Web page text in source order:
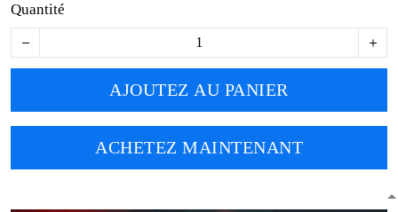
Quantité
AJOUTEZ AU PANIER
ACHETEZ MAINTENANT